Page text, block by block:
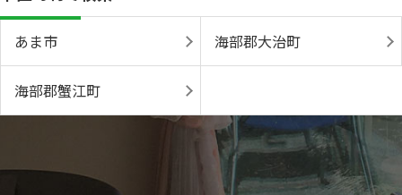
あま市 海部郡大治町
海部郡蟹江町